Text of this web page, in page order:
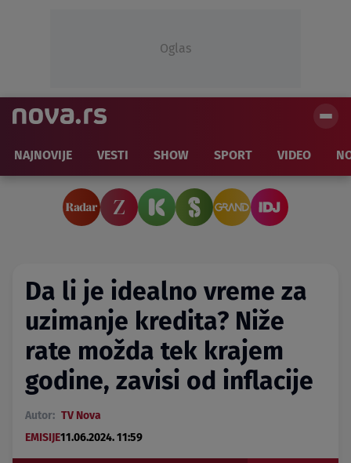
Oglas
NAJNOVIJE VESTI SHOW SPORT VIDEO
Da li je idealno vreme za
uzimanje kredita? Niže
rate možda tek krajem
godine, zavisi od inflacije
Autor: TV Nova
EMISIJE11.06.2024. 11:59